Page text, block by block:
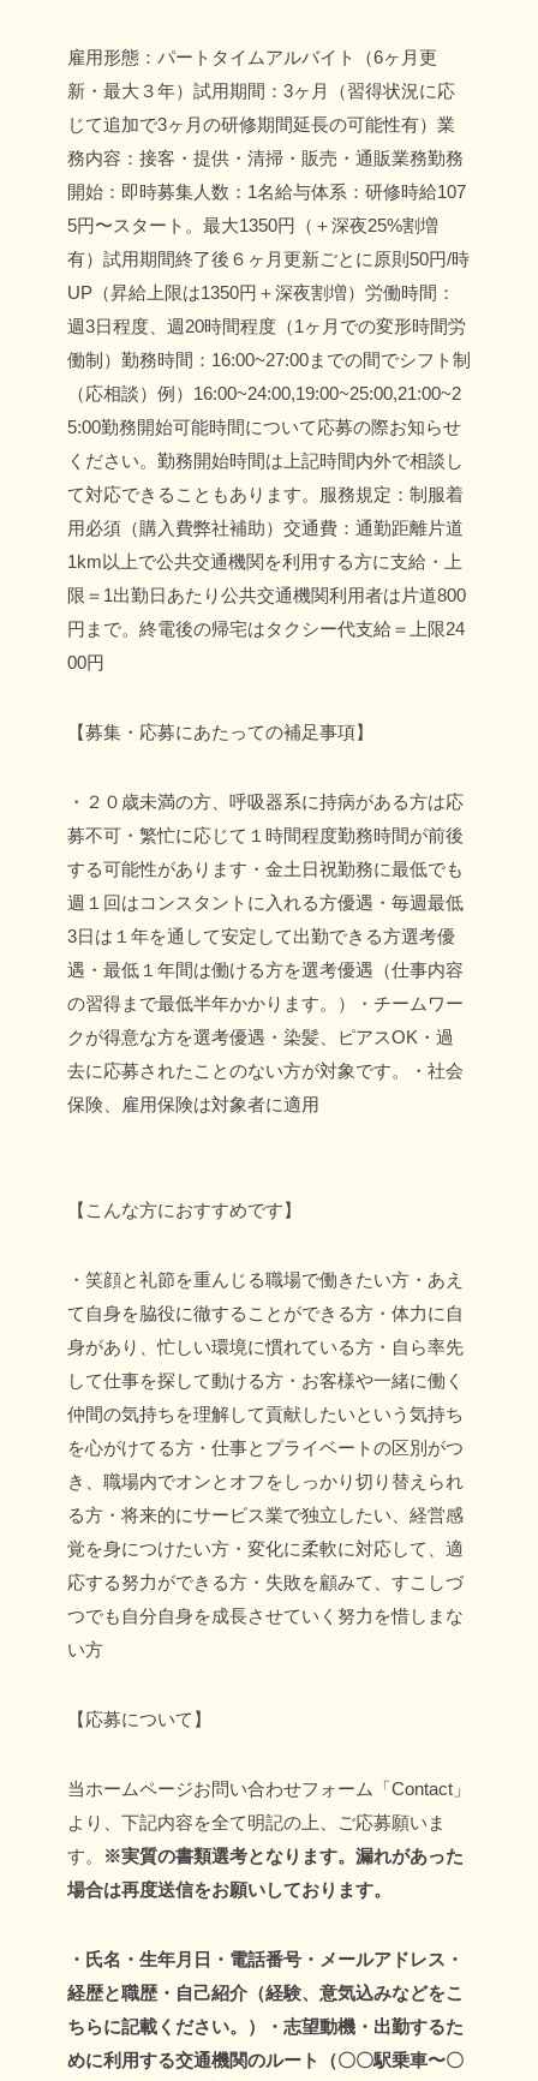
雇用形態：パートタイムアルバイト（6ヶ月更
新・最大３年） 試用期間：3ヶ月（習得状況に応
じて追加で3ヶ月の研修期間延長の可能性有） 業
務内容：接客・提供・清掃・販売・通販業務勤務
開始：即時募集人数：1名給与体系：研修時給107
5円〜スタート。最大1350円（＋深夜25%割増
有） 試用期間終了後６ヶ月更新ごとに原則50円/時
UP（昇給上限は1350円＋深夜割増） 労働時間：
週3日程度、週20時間程度（1ヶ月での変形時間労
働制） 勤務時間：16:00~27:00までの間でシフト制
（応相談） 例）16:00~24:00,19:00~25:00,21:00~2
5:00勤務開始可能時間について応募の際お知らせ
ください。 勤務開始時間は上記時間内外で相談し
て対応できることもあります。
服務規定：制服着
用必須（購入費弊社補助） 交通費：通勤距離片道
1km以上で公共交通機関を利用する方に支給・上
限＝1出勤日あたり公共交通機関利用者は片道800
円まで。終電後の帰宅はタクシー代支給＝上限24
00円
【募集・応募にあたっての補足事項】
・２０歳未満の方、呼吸器系に持病がある方は応
募不可 ・繁忙に応じて１時間程度勤務時間が前後
する可能性があります ・金土日祝勤務に最低でも
週１回はコンスタントに入れる方優遇 ・毎週最低
3日は１年を通して安定して出勤できる方選考優
遇 ・最低１年間は働ける方を選考優遇（仕事内容
の習得まで最低半年かかります。）
・チームワー
クが得意な方を選考優遇 ・染髪、ピアスOK ・過
去に応募されたことのない方が対象です。
・社会
保険、雇用保険は対象者に適用
【こんな方におすすめです】
・笑顔と礼節を重んじる職場で働きたい方 ・あえ
て自身を脇役に徹することができる方 ・体力に自
身があり、忙しい環境に慣れている方 ・自ら率先
して仕事を探して動ける方 ・お客様や一緒に働く
仲間の気持ちを理解して貢献したいという気持ち
を心がけてる方 ・仕事とプライベートの区別がつ
き、職場内でオンとオフをしっかり切り替えられ
る方 ・将来的にサービス業で独立したい、経営感
覚を身につけたい方 ・変化に柔軟に対応して、適
応する努力ができる方 ・失敗を顧みて、すこしづ
つでも自分自身を成長させていく努力を惜しまな
い方
【応募について】
当ホームページお問い合わせフォーム「Contact」
より、下記内容を全て明記の上、ご応募願いま
す。
※実質の書類選考となります。漏れがあった
場合は再度送信をお願いしております。
・氏名 ・生年月日 ・電話番号 ・メールアドレス ・
経歴と職歴 ・自己紹介（経験、意気込みなどをこ
ちらに記載ください。）
・志望動機 ・出勤するた
めに利用する交通機関のルート（〇〇駅乗車〜〇